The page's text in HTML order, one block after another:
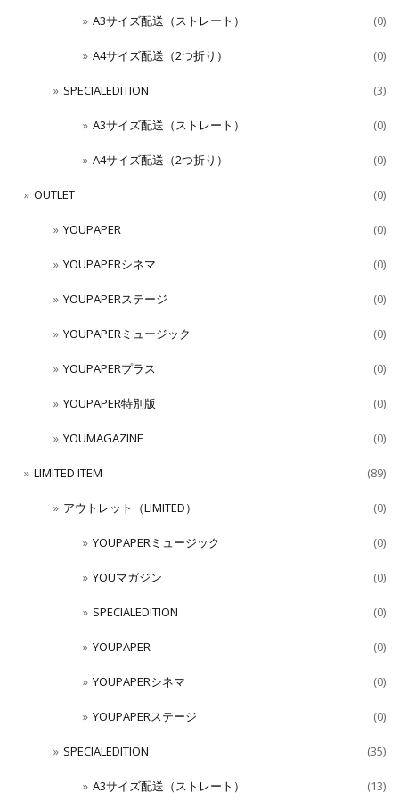
A3サイズ配送（ストレート） (0)
A4サイズ配送（2つ折り） (0)
SPECIALEDITION (3)
A3サイズ配送（ストレート） (0)
A4サイズ配送（2つ折り） (0)
OUTLET (0)
YOUPAPER (0)
YOUPAPERシネマ (0)
YOUPAPERステージ (0)
YOUPAPERミュージック (0)
YOUPAPERプラス (0)
YOUPAPER特別版 (0)
YOUMAGAZINE (0)
LIMITED ITEM (89)
アウトレット（LIMITED） (0)
YOUPAPERミュージック (0)
YOUマガジン (0)
SPECIALEDITION (0)
YOUPAPER (0)
YOUPAPERシネマ (0)
YOUPAPERステージ (0)
SPECIALEDITION (35)
A3サイズ配送（ストレート） (13)